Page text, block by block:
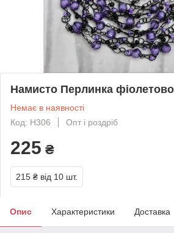
Намисто Перлинка
Немає в наявності
Код: Н306
Опт і роздріб
225 ₴
215 ₴ від 10 шт.
Опис Характеристики Доставка